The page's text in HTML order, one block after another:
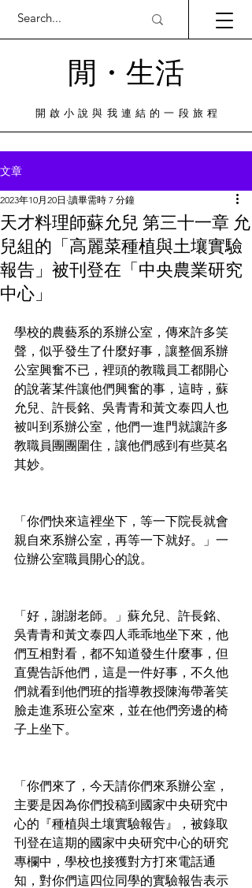
閒・​生活
​開啟小說與我連結的一段旅程
文章
天才料理師蘇允兒 第三十一章 允
兒組的「高麗菜種植與土壤實驗
報告」被刊登在「中央農業研究
中心」
2023年10月20日 讀畢需時 7 分鐘
學校的農藝系的系辦公室，傳來許多笑
聲，似乎發生了什麼好事，讓整個系辦
公室興奮不已，裡頭的教職員工都開心
的說著某件讓他們興奮的事，這時，蘇
允兒、許長銘、吳青青和黃文泰四人也
被叫到系辦公室，他們一進門就讓許多
教職員團團圍住，讓他們感到有些莫名
其妙。
「你們快來這裡坐下，等一下院長就會
親自來系辦公室，再等一下就好。」一
位辦公室職員開心的說。
「好，謝謝老師。」蘇允兒、許長銘、
吳青青和黃文泰四人乖乖地坐下來，他
們互相對看，都不知道發生什麼事，但
直覺告訴他們，這是一件好事，不久他
們就看到他們班的指導教授陳海帶著笑
臉走進系班公室來，並在他們旁邊的椅
子上坐下。
「你們來了，今天請你們來系辦公室，
主要是因為你們投稿到國家中央研究中
心的『種植與土壤實驗報告』，被錄取
刊登在這期的國家中央研究中心的研究
專欄中，學校也接獲對方打來電話通
知，對你們這四位同學的實驗報告表示